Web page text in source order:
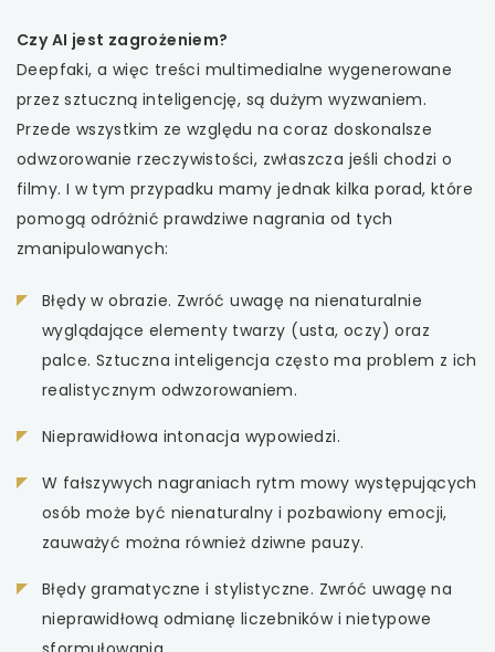
Czy AI jest zagrożeniem?
Deepfaki, a więc treści multimedialne wygenerowane
przez sztuczną inteligencję, są dużym wyzwaniem.
Przede wszystkim ze względu na coraz doskonalsze
odwzorowanie rzeczywistości, zwłaszcza jeśli chodzi o
filmy. I w tym przypadku mamy jednak kilka porad, które
pomogą odróżnić prawdziwe nagrania od tych
zmanipulowanych:
Błędy w obrazie. Zwróć uwagę na nienaturalnie
wyglądające elementy twarzy (usta, oczy) oraz
palce. Sztuczna inteligencja często ma problem z ich
realistycznym odwzorowaniem.
Nieprawidłowa intonacja wypowiedzi.
W fałszywych nagraniach rytm mowy występujących
osób może być nienaturalny i pozbawiony emocji,
zauważyć można również dziwne pauzy.
Błędy gramatyczne i stylistyczne. Zwróć uwagę na
nieprawidłową odmianę liczebników i nietypowe